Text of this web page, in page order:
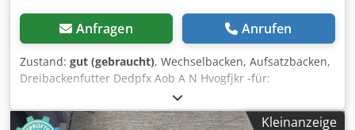
Anfragen Anrufen
Zustand: gut (gebraucht), Wechselbacken, Aufsatzbacken,
Dreibackenfutter Dedpfx Aob A N Hvogfjkr -für:
Kraftspannfutter -1 Satz: harte Backen -4 Satz: weiche
Backen -Lochabstand: 44 mm -Mit: geschiffener Nut und
Kleinanzeige